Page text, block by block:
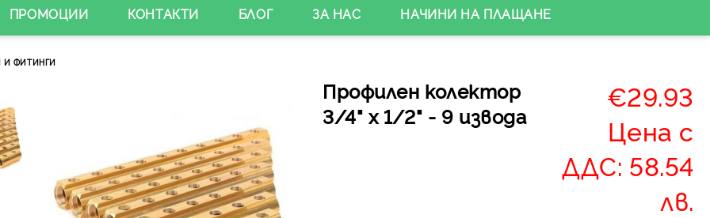
ПРОМОЦИИ КОНТАКТИ БЛОГ ЗА НАС НАЧИНИ НА ПЛАЩАНЕ
И ФИТИНГИ
Профилен колектор
3/4" х 1/2" - 9 извода
€29.93
Цена с
ДДС: 58.54
лв.